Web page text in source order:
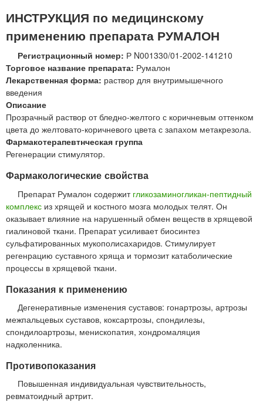
ИНСТРУКЦИЯ по медицинскому
применению препарата РУМАЛОН
Регистрационный номер: Р N001330/01-2002-141210
Торговое название препарата: Румалон
Лекарственная форма: раствор для внутримышечного
введения
Описание
Прозрачный раствор от бледно-желтого с коричневым оттенком
цвета до желтовато-коричневого цвета с запахом метакрезола.
Фармакотерапевтнческая группа
Регенерации стимулятор.
Фармакологические свойства
Препарат Румалон содержит гликозаминогликан-пептидный
комплекс из хрящей и костного мозга молодых телят. Он
оказывает влияние на нарушенный обмен веществ в хрящевой
гиалиновой ткани. Препарат усиливает биосинтез
сульфатированных мукополисахаридов. Стимулирует
регенрацию суставного хряща и тормозит катаболические
процессы в хрящевой ткани.
Показания к применению
Дегенеративные изменения суставов: гонартрозы, артрозы
межпальцевых суставов, коксартрозы, спондилезы,
спондилоартрозы, менископатия, хондромаляция
надколенника.
Противопоказания
Повышенная индивидуальная чувствительность,
ревматоидный артрит.